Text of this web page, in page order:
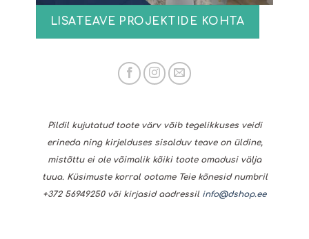
LISATEAVE PROJEKTIDE KOHTA
Pildil kujutatud toote värv võib tegelikkuses veidi
erineda ning kirjelduses sisalduv teave on üldine,
mistõttu ei ole võimalik kõiki toote omadusi välja
tuua. Küsimuste korral ootame Teie kõnesid numbril
+372 56949250 või kirjasid aadressil info@dshop.ee